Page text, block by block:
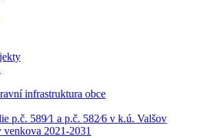
infrastruktura obce
p.č. 589⁄1 a p.č. 582⁄6 v k.ú. Valšov
2021-2031